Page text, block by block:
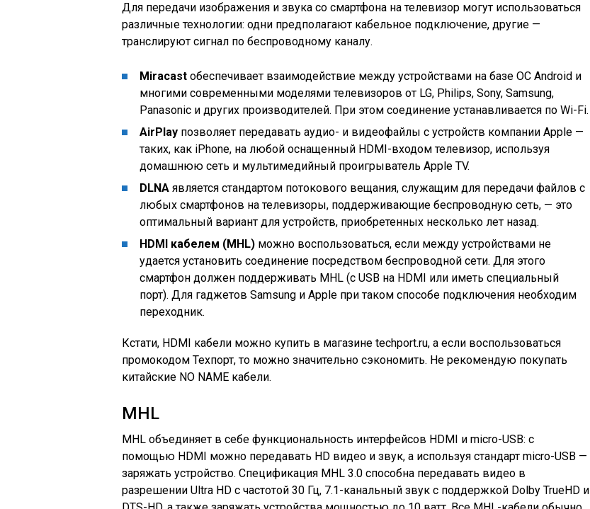
Для передачи изображения и звука со смартфона на телевизор могут использоваться
различные технологии: одни предполагают кабельное подключение, другие —
транслируют сигнал по беспроводному каналу.
Miracast обеспечивает взаимодействие между устройствами на базе ОС Android и
многими современными моделями телевизоров от LG, Philips, Sony, Samsung,
Panasonic и других производителей. При этом соединение устанавливается по Wi-Fi.
AirPlay позволяет передавать аудио- и ви­деофайлы с устройств компании Apple —
таких, как iPhone, на любой оснащенный HDMI-входом телевизор, используя
домашнюю сеть и мультимедийный проигрыватель Apple TV.
DLNA является стандартом потокового вещания, служащим для передачи файлов с
любых смартфонов на телевизоры, поддерживающие беспроводную сеть, — это
оптимальный вариант для устройств, приобретенных несколько лет назад.
HDMI кабелем (MHL) можно воспользоваться, если между устройствами не
удается установить соединение посредством беспроводной сети. Для этого
смартфон должен поддерживать MHL (с USB на HDMI или иметь специальный
порт). Для гаджетов Samsung и Apple при таком способе подключения необходим
переходник.
Кстати, HDMI кабели можно купить в магазине techport.ru, а если воспользоваться
промокодом Техпорт, то можно значительно сэкономить. Не рекомендую покупать
китайские NO NAME кабели.
MHL
MHL объединяет в себе функциональность интерфейсов HDMI и micro-USB: с
помощью HDMI можно передавать HD видео и звук, а используя стандарт micro-USB —
заряжать устройство. Спецификация MHL 3.0 способна передавать видео в
разрешении Ultra HD с частотой 30 Гц, 7.1-канальный звук с поддержкой Dolby TrueHD и